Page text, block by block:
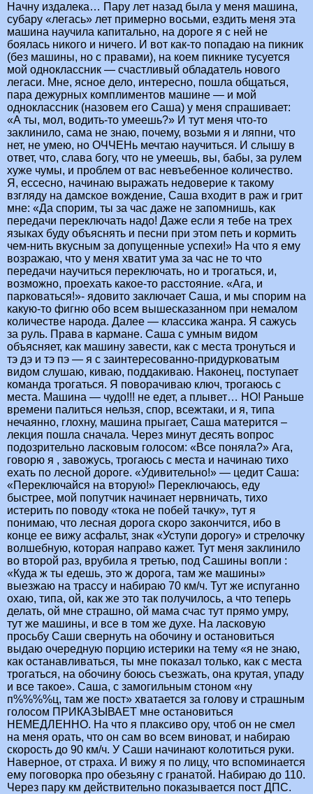
Начну издалека… Пару лет назад была у меня машина,
субару «легась» лет примерно восьми, ездить меня эта
машина научила капитально, на дороге я с ней не
боялась никого и ничего. И вот как-то попадаю на пикник
(без машины, но с правами), на коем пикнике тусуется
мой одноклассник — счастливый обладатель нового
легаси. Мне, ясное дело, интересно, пошла общаться,
пара дежурных комплиментов машине — и мой
одноклассник (назовем его Саша) у меня спрашивает:
«А ты, мол, водить-то умеешь?» И тут меня что-то
заклинило, сама не знаю, почему, возьми я и ляпни, что
нет, не умею, но ОЧЧЕНь мечтаю научиться. И слышу в
ответ, что, слава богу, что не умеешь, вы, бабы, за рулем
хуже чумы, и проблем от вас невъебенное количество.
Я, ессесно, начинаю выражать недоверие к такому
взгляду на дамское вождение, Саша входит в раж и грит
мне: «Да спорим, ты за час даже не запомнишь, как
передачи переключать надо! Даже если я тебе на трех
языках буду объяснять и песни при этом петь и кормить
чем-нить вкусным за допущенные успехи!» На что я ему
возражаю, что у меня хватит ума за час не то что
передачи научиться переключать, но и трогаться, и,
возможно, проехать какое-то расстояние. «Ага, и
парковаться!»- ядовито заключает Саша, и мы спорим на
какую-то фигню обо всем вышесказанном при немалом
количестве народа. Далее — классика жанра. Я сажусь
за руль. Права в кармане. Саша с умным видом
объясняет, как машину завести, как с места тронуться и
тэ дэ и тэ пэ — я с заинтересованно-придурковатым
видом слушаю, киваю, поддакиваю. Наконец, поступает
команда трогаться. Я поворачиваю ключ, трогаюсь с
места. Машина — чудо!!! не едет, а плывет… НО! Раньше
времени палиться нельзя, спор, всежтаки, и я, типа
нечаянно, глохну, машина прыгает, Саша матерится –
лекция пошла сначала. Через минут десять вопрос
подозрительно ласковым голосом: «Все поняла?» Ага,
говорю я , завожусь, трогаюсь с места и начинаю тихо
ехать по лесной дороге. «Удивительно!» — цедит Саша:
«Переключайся на вторую!» Переключаюсь, еду
быстрее, мой попутчик начинает нервничать, тихо
истерить по поводу «тока не побей тачку», тут я
понимаю, что лесная дорога скоро закончится, ибо в
конце ее вижу асфальт, знак «Уступи дорогу» и стрелочку
волшебную, которая направо кажет. Тут меня заклинило
во второй раз, врубила я третью, под Сашины вопли :
«Куда ж ты едешь, это ж дорога, там же машины»
выезжаю на трассу и набираю 70 км/ч. Тут же испуганно
охаю, типа, ой, как же это так получилось, а что теперь
делать, ой мне страшно, ой мама счас тут прямо умру,
тут же машины, и все в том же духе. На ласковую
просьбу Саши свернуть на обочину и остановиться
выдаю очередную порцию истерики на тему «я не знаю,
как останавливаться, ты мне показал только, как с места
трогаться, на обочину боюсь съезжать, она крутая, упаду
и все такое». Саша, с замогильным стоном «ну
п%%%%ц, там же пост» хватается за голову и страшным
голосом ПРИКАЗЫВАЕТ мне остановиться
НЕМЕДЛЕННО. На что я плаксиво ору, чтоб он не смел
на меня орать, что он сам во всем виноват, и набираю
скорость до 90 км/ч. У Саши начинают колотиться руки.
Наверное, от страха. И вижу я по лицу, что вспоминается
ему поговорка про обезьяну с гранатой. Набираю до 110.
Через пару км действительно показывается пост ДПС.